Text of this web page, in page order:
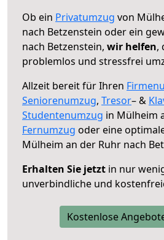
Ob ein Privatumzug von
nach Betzenstein oder ein
nach Betzenstein, wir helfen,
problemlos und stressfrei
Allzeit bereit für Ihren
Seniorenumzug, Tresor– &
Studentenumzug in Mülheim
Fernumzug oder eine
Mülheim an der Ruhr nach
Erhalten Sie jetzt in nur
unverbindliche und
Kostenlose